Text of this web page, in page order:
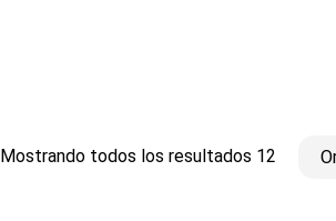
Mostrando todos los resultados 12